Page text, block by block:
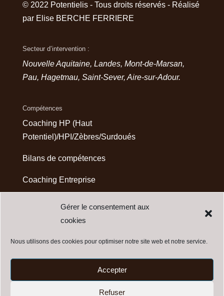
Gérer le consentement aux
cookies
Nous utilisons des cookies pour optimiser notre site web et notre service.
Accepter
Refuser
© 2022 Potentielis - Tous droits réservés - Réalisé
par Elise BERCHE FERRIERE
Secteur d’intervention :
Nouvelle Aquitaine, Landes, Mont-de-Marsan,
Pau, Hagetmau, Saint-Sever, Aire-sur-Adour.
Compétences
Coaching HP (Haut
Potentiel)/HPI/Zèbres/Surdoués
Bilans de compétences
Coaching Entreprise